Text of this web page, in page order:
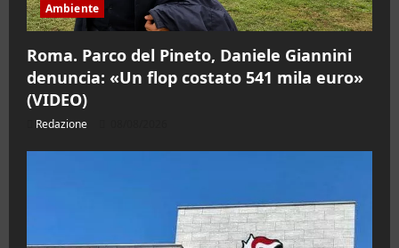
Ambiente
Roma. Parco del Pineto, Daniele Giannini
denuncia: «Un flop costato 541 mila euro»
(VIDEO)
Redazione